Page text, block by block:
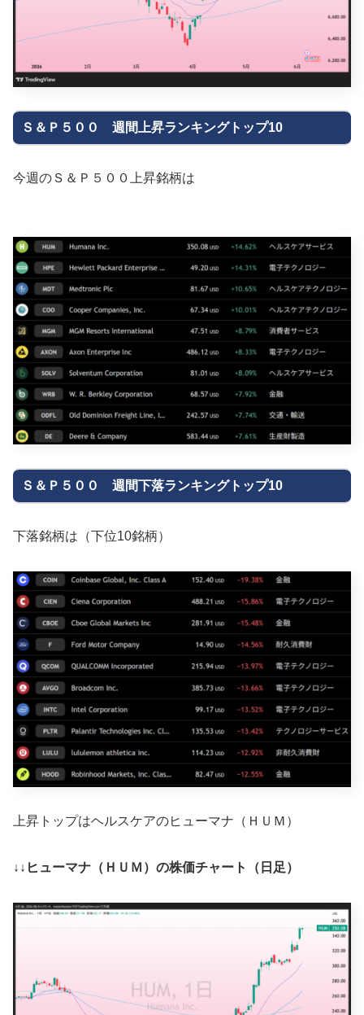
Ｓ＆Ｐ５００ 週間上昇ランキングトップ10
今週のＳ＆Ｐ５００上昇銘柄は
Ｓ＆Ｐ５００ 週間下落ランキングトップ10
下落銘柄は（下位10銘柄）
上昇トップはヘルスケアのヒューマナ（ＨＵＭ）
↓↓ヒューマナ（ＨＵＭ）の株価チャート（日足）